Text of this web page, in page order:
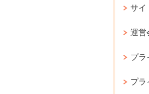
サイ
運営
プラ
プラ